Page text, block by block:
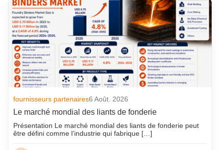
fournisseurs partenaires6 Août. 2026
Le marché mondial des liants de fonderie
Présentation Le marché mondial des liants de fonderie peut
être défini comme l’industrie qui fabrique […]